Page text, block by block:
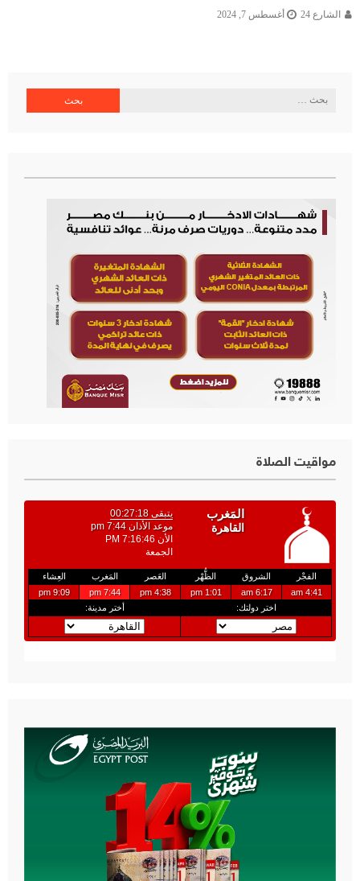
الشارع 24 أغسطس 7, 2024
البحث
مواقيت الصلاة